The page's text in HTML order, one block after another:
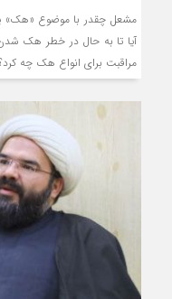
مشعل چقدر با موضوع «هک»
آیا تا به حال در خطر هک شدن
مراقبت برای انواع هک چه